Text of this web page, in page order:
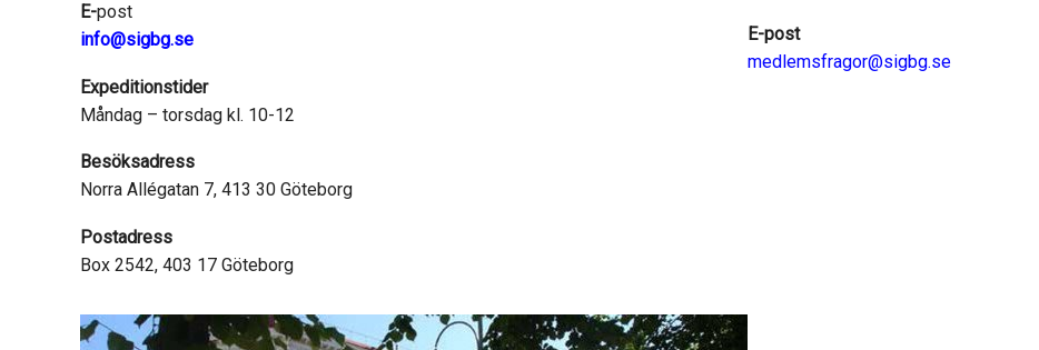
E-post
info@sigbg.se
Expeditionstider
Måndag – torsdag kl. 10-12
Besöksadress
Norra Allégatan 7, 413 30 Göteborg
Postadress
Box 2542, 403 17 Göteborg
E-post
medlemsfragor@sigbg.se